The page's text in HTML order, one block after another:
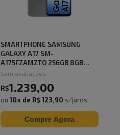
SMARTPHONE SAMSUNG
GALAXY A17 SM-
A175FZAMZTO 256GB 8GB
RAM DUA...
Sem avaliações
R$1.239,00
ou10x de R$ 123,90 s/juros
Compre Agora